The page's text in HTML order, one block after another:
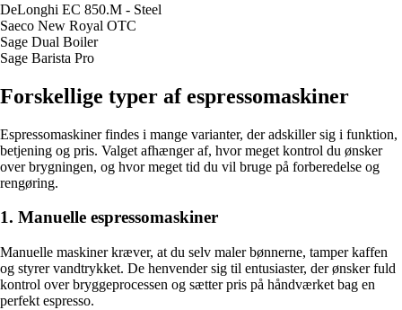
DeLonghi EC 850.M - Steel
Saeco New Royal OTC
Sage Dual Boiler
Sage Barista Pro
Forskellige typer af espressomaskiner
Espressomaskiner findes i mange varianter, der adskiller sig i funktion,
betjening og pris. Valget afhænger af, hvor meget kontrol du ønsker
over brygningen, og hvor meget tid du vil bruge på forberedelse og
rengøring.
1. Manuelle espressomaskiner
Manuelle maskiner kræver, at du selv maler bønnerne, tamper kaffen
og styrer vandtrykket. De henvender sig til entusiaster, der ønsker fuld
kontrol over bryggeprocessen og sætter pris på håndværket bag en
perfekt espresso.